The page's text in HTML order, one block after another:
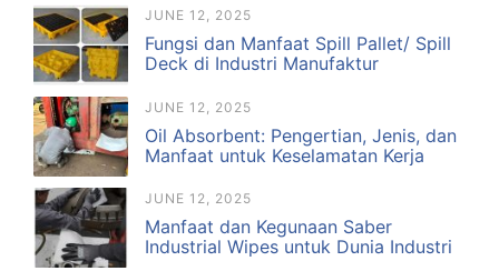
JUNE 12, 2025
Fungsi dan Manfaat Spill Pallet/ Spill
Deck di Industri Manufaktur
JUNE 12, 2025
Oil Absorbent: Pengertian, Jenis, dan
Manfaat untuk Keselamatan Kerja
JUNE 12, 2025
Manfaat dan Kegunaan Saber
Industrial Wipes untuk Dunia Industri